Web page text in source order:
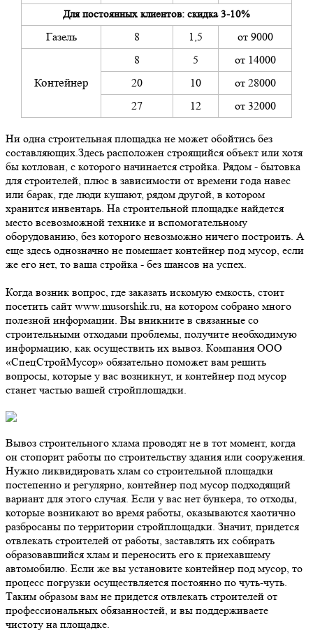
Для постоянных клиентов: скидка 3-10%
Газель 8 1,5 от 9000
Контейнер
8 5
от 14000
20
10
от 28000
27
12 от 32000
Ни одна строительная площадка не может обойтись без
составляющих.Здесь расположен строящийся объект или хотя
бы котлован, с которого начинается стройка. Рядом - бытовка
для строителей, плюс в зависимости от времени года навес
или барак, где люди кушают, рядом другой, в котором
хранится инвентарь. На строительной площадке найдется
место всевозможной технике и вспомогательному
оборудованию, без которого невозможно ничего построить. А
еще здесь однозначно не помешает контейнер под мусор, если
же его нет, то ваша стройка - без шансов на успех.
Когда возник вопрос, где заказать искомую емкость, стоит
посетить сайт www.musorshik.ru, на котором собрано много
полезной информации. Вы вникните в связанные со
строительными отходами проблемы, получите необходимую
информацию, как осуществить их вывоз. Компания ООО
«СпецСтройМусор» обязательно поможет вам решить
вопросы, которые у вас возникнут, и контейнер под мусор
станет частью вашей стройплощадки.
Вывоз строительного хлама проводят не в тот момент, когда
он стопорит работы по строительству здания или сооружения.
Нужно ликвидировать хлам со строительной площадки
постепенно и регулярно, контейнер под мусор подходящий
вариант для этого случая. Если у вас нет бункера, то отходы,
которые возникают во время работы, оказываются хаотично
разбросаны по территории стройплощадки. Значит, придется
отвлекать строителей от работы, заставлять их собирать
образовавшийся хлам и переносить его к приехавшему
автомобилю. Если же вы установите контейнер под мусор, то
процесс погрузки осуществляется постоянно по чуть-чуть.
Таким образом вам не придется отвлекать строителей от
профессиональных обязанностей, и вы поддерживаете
чистоту на площадке.